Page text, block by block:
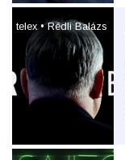
telex • Rédli Balázs